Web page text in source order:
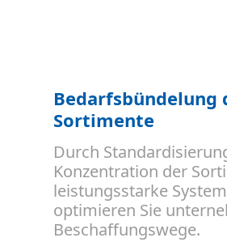
Bedarfsbündelung
Sortimente
Durch
Konzentration der
leistungsstarke
optimieren Sie
Beschaffungswege.